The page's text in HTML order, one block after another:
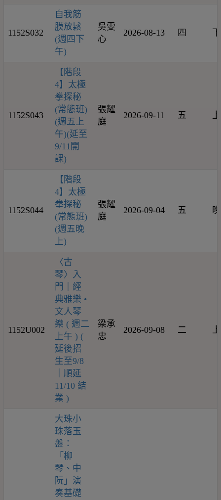
1152S032
自我筋
膜放鬆
(週四下
午)
吳雯
心
2026-08-13 四
1152S043
【階段
4】太極
拳探秘
(常態班)
(週五上
午)(延至
9/11開
課)
張耀
庭
2026-09-11 五
1152S044
【階段
4】太極
拳探秘
(常態班)
(週五晚
上)
張耀
庭
2026-09-04 五
1152U002
〈古
琴〉入
門｜經
典雅樂 •
文人琴
樂 ( 週二
上午 ) (
延後招
生至9/8
｜順延
11/10 結
業 )
梁承
忠
2026-09-08 二
大珠小
珠落玉
盤：
「柳
琴、中
阮」演
奏基礎